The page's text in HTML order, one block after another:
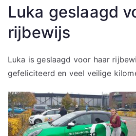
Luka geslaagd
rijbewijs
Luka is geslaagd voor haar
gefeliciteerd en veel veilige